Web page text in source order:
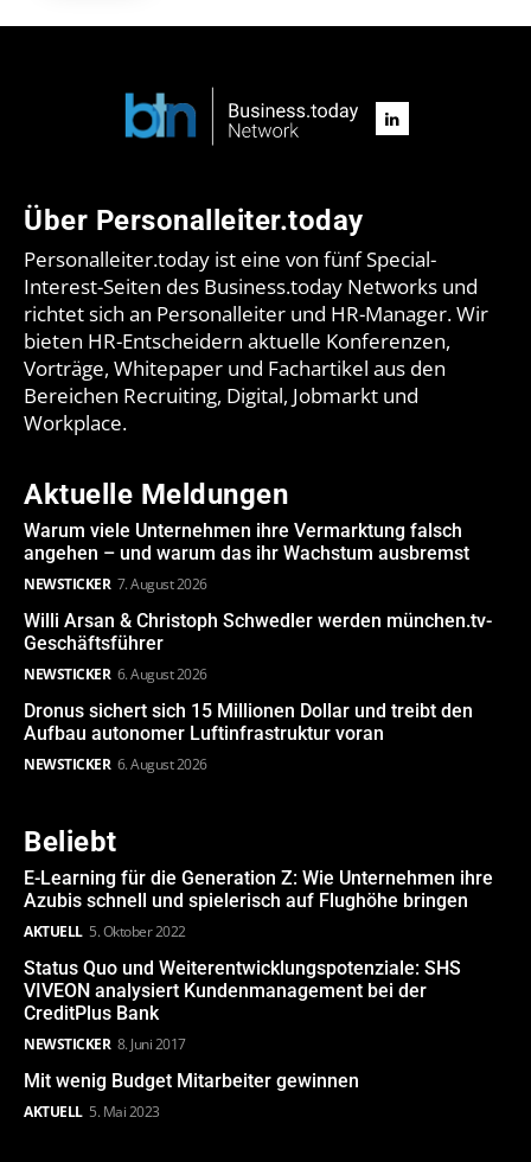
Über Personalleiter.today
Personalleiter.today ist eine von fünf Special-
Interest-Seiten des Business.today Networks und
richtet sich an Personalleiter und HR-Manager. Wir
bieten HR-Entscheidern aktuelle Konferenzen,
Vorträge, Whitepaper und Fachartikel aus den
Bereichen Recruiting, Digital, Jobmarkt und
Workplace.
Aktuelle Meldungen
Warum viele Unternehmen ihre Vermarktung falsch
angehen – und warum das ihr Wachstum ausbremst
NEWSTICKER 7. August 2026
Willi Arsan & Christoph Schwedler werden münchen.tv-
Geschäftsführer
NEWSTICKER 6. August 2026
Dronus sichert sich 15 Millionen Dollar und treibt den
Aufbau autonomer Luftinfrastruktur voran
NEWSTICKER 6. August 2026
Beliebt
E-Learning für die Generation Z: Wie Unternehmen ihre
Azubis schnell und spielerisch auf Flughöhe bringen
AKTUELL 5. Oktober 2022
Status Quo und Weiterentwicklungspotenziale: SHS
VIVEON analysiert Kundenmanagement bei der
CreditPlus Bank
NEWSTICKER 8. Juni 2017
Mit wenig Budget Mitarbeiter gewinnen
AKTUELL 5. Mai 2023